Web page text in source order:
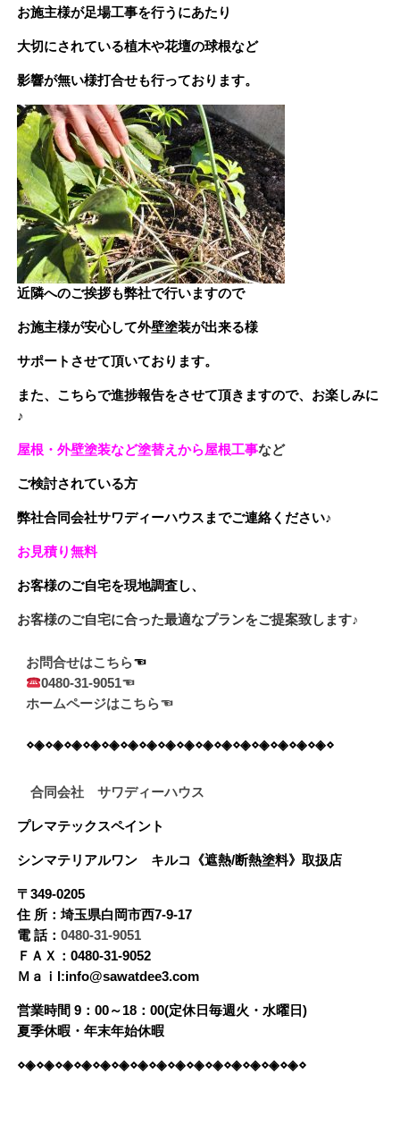
お施主様が足場工事を行うにあたり
大切にされている植木や花壇の球根など
影響が無い様打合せも行っております。
近隣へのご挨拶も弊社で行いますので
お施主様が安心して外壁塗装が出来る様
サポートさせて頂いております。
また、こちらで進捗報告をさせて頂きますので、お楽しみに
♪
屋根・外壁塗装など塗替えから屋根工事など
ご検討されている方
弊社合同会社サワディーハウスまでご連絡ください♪
お見積り無料
お客様のご自宅を現地調査し、
お客様のご自宅に合った最適なプランをご提案致します♪
お問合せはこちら
0480-31-9051☜
ホームページはこちら☜
⋄◈⋄◈⋄◈⋄◈⋄◈⋄◈⋄◈⋄◈⋄◈⋄◈⋄◈⋄◈⋄◈⋄◈⋄◈⋄◈⋄
合同会社 サワディーハウス
プレマテックスペイント
シンマテリアルワン キルコ《遮熱/断熱塗料》 取扱店
〒349-0205
住 所：埼玉県白岡市西7-9-17
電 話： 0480-31-9051
ＦＡＸ：0480-31-9052
Ｍａｉl:info@sawatdee3.com
営業時間 9：00～18：00(定休日毎週火・水曜日)
夏季休暇・年末年始休暇
⋄◈⋄◈⋄◈⋄◈⋄◈⋄◈⋄◈⋄◈⋄◈⋄◈⋄◈⋄◈⋄◈⋄◈⋄◈⋄